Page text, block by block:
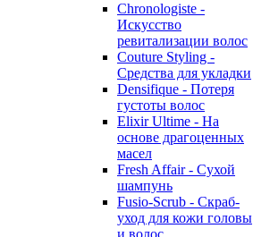
Chronologiste -
Искусство
ревитализации волос
Couture Styling -
Средства для укладки
Densifique - Потеря
густоты волос
Elixir Ultime - На
основе драгоценных
масел
Fresh Affair - Сухой
шампунь
Fusio-Scrub - Скраб-
уход для кожи головы
и волос